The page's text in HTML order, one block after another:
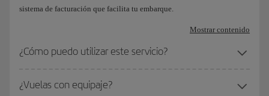
sistema de facturación que facilita tu embarque.
Mostrar contenido
¿Cómo puedo utilizar este servicio?
¿Vuelas con equipaje?